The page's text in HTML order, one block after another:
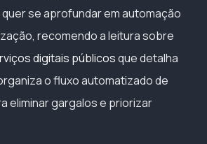
se aprofundar em automação
recomendo a leitura sobre
digitais públicosque detalha
o fluxo automatizado de
eliminar gargalos e priorizar